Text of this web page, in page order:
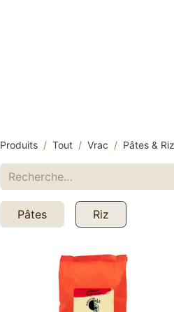
Produits Tout Vrac Pâtes & Riz
Pâtes Riz